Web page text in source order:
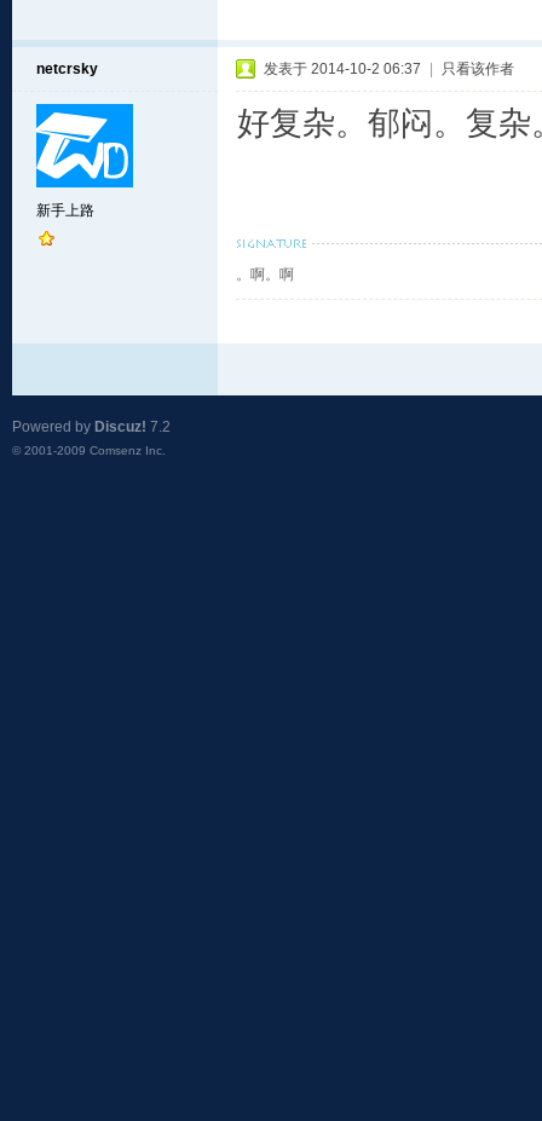
netcrsky
新手上路
发表于 2014-10-2 06:37 只看该作者
好复杂。郁闷。复杂
。啊。啊
Powered by Discuz! 7.2
© 2001-2009 Comsenz Inc.